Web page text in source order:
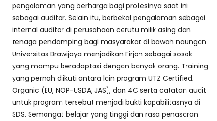
pengalaman yang berharga bagi profesinya saat ini
sebagai auditor. Selain itu, berbekal pengalaman sebagai
internal auditor di perusahaan cerutu milik asing dan
tenaga pendamping bagi masyarakat di bawah naungan
Universitas Brawijaya menjadikan Firjon sebagai sosok
yang mampu beradaptasi dengan banyak orang. Training
yang pernah diikuti antara lain program UTZ Certified,
Organic (EU, NOP-USDA, JAS), dan 4C serta catatan audit
untuk program tersebut menjadi bukti kapabilitasnya di
SDS. Semangat belajar yang tinggi dan rasa penasaran